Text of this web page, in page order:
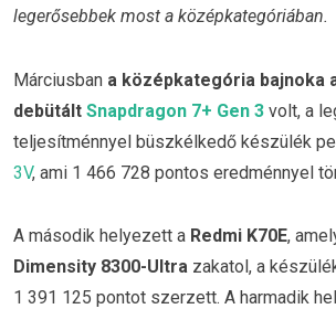
legerősebbek most a középkategóriában.
Márciusban a középkategória bajnoka
debütált Snapdragon 7+ Gen 3 volt, a
teljesítménnyel büszkélkedő készülék
3V, ami 1 466 728 pontos eredménnyel
A második helyezett a Redmi K70E,
Dimensity 8300-Ultra zakatol, a
1 391 125 pontot szerzett. A harmadik